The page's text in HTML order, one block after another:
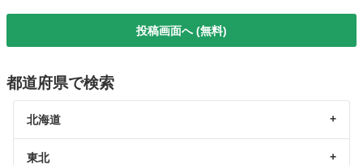
投稿画面へ (無料)
都道府県で検索
北海道
東北